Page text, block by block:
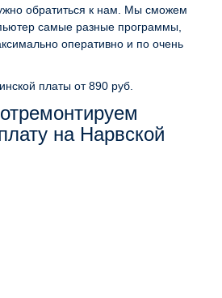
обратиться к нам. Мы сможем
самые разные программы,
оперативно и по очень
платы от 890 руб.
на Нарвской